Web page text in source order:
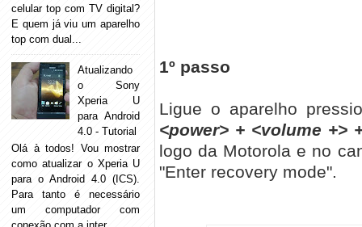
1º passo
Ligue o aparelho
<power> + <volume +>
logo da Motorola e no
"Enter recovery mode".
celular top com TV digital?
E quem já viu um aparelho
top com dual...
Atualizando
o Sony
Xperia U
para Android
4.0 - Tutorial
Olá à todos! Vou mostrar
como atualizar o Xperia U
para o Android 4.0 (ICS).
Para tanto é necessário
um computador com